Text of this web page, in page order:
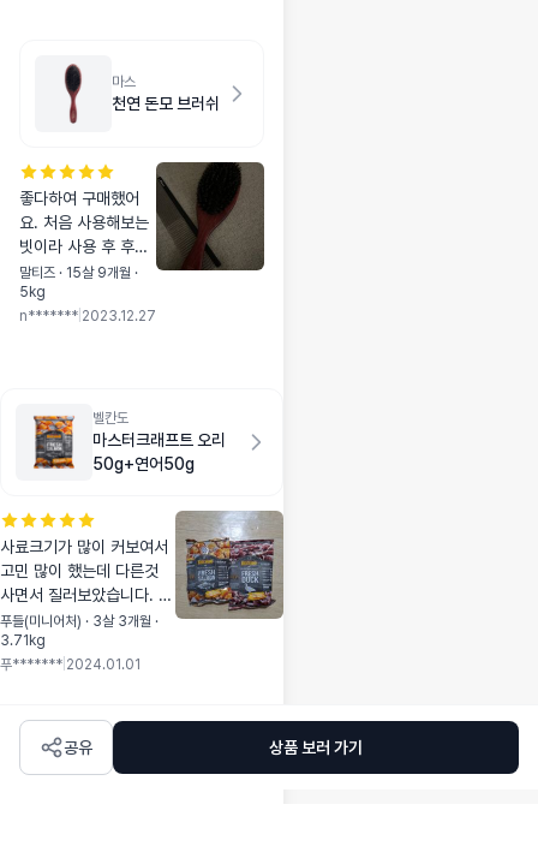
마스
천연 돈모 브러쉬
좋다하여 구매했어
요. 처음 사용해보는
빗이라 사용 후 후기
남기러 올게요. 배송
엄청 빨랐어요👍
말티즈 · 15살 9개월 ·
5kg
n******* 2023.12.27
벨칸도
마스터크래프트 오리
50g+연어50g
사료크기가 많이 커보여서
고민 많이 했는데 다른것
사면서 질러보았습니다. 그
래도 맛있어보이는지 가서
먹어보려고 몇번의 시도끝
에 먹더라고요~ 해산물쪽
다 먹었어요!
푸들(미니어처) · 3살 3개월 ·
3.71kg
푸******* 2024.01.01
공유 상품 보러 가기